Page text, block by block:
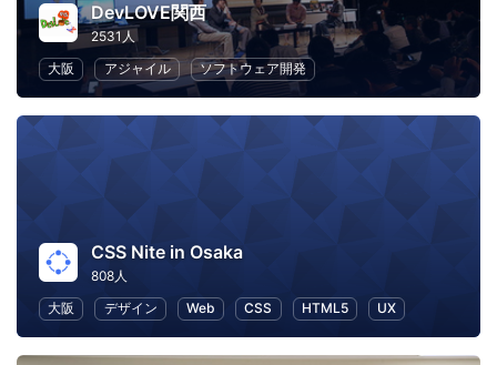
DevLOVE関西
2531人
大阪
アジャイル ソフトウェア開発
CSS Nite in Osaka
808人
大阪
デザイン Web CSS HTML5 UX